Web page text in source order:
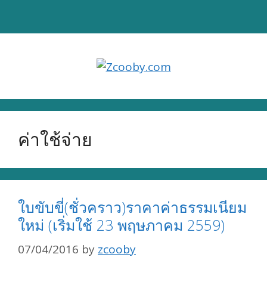
ค่าใช้จ่าย
ใบขับขี่(ชั่วคราว)ราคาค่าธรรมเนียม
ใหม่ (เริ่มใช้ 23 พฤษภาคม 2559)
07/04/2016 by zcooby